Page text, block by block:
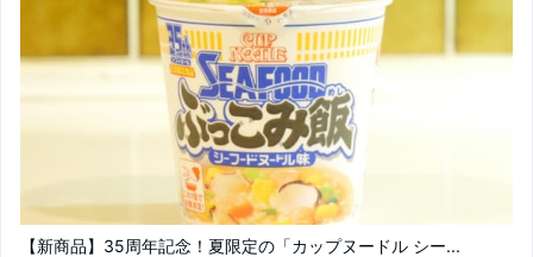
【新商品】35周年記念！夏限定の「カップヌードル シー...